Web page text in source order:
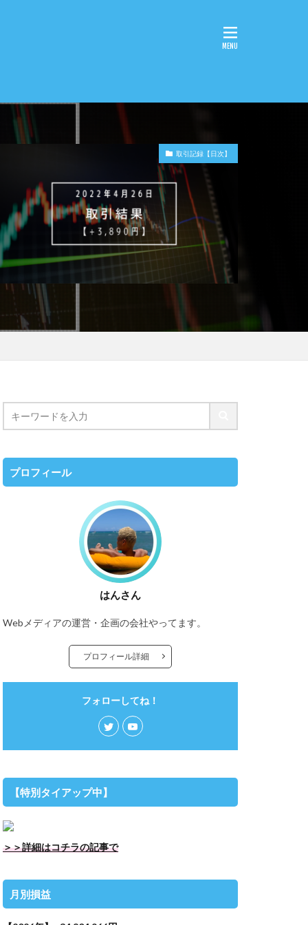
取引記録【日次】
プロフィール
はんさん
Webメディアの運営・企画の会社やってます。
プロフィール詳細
フォローしてね！
【特別タイアップ中】
＞＞詳細はコチラの記事で
月別損益